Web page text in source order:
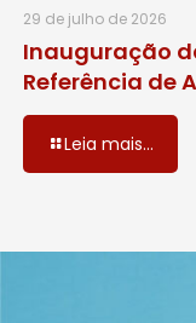
29 de julho de 2026
Inauguração
Referência de
Leia mais...